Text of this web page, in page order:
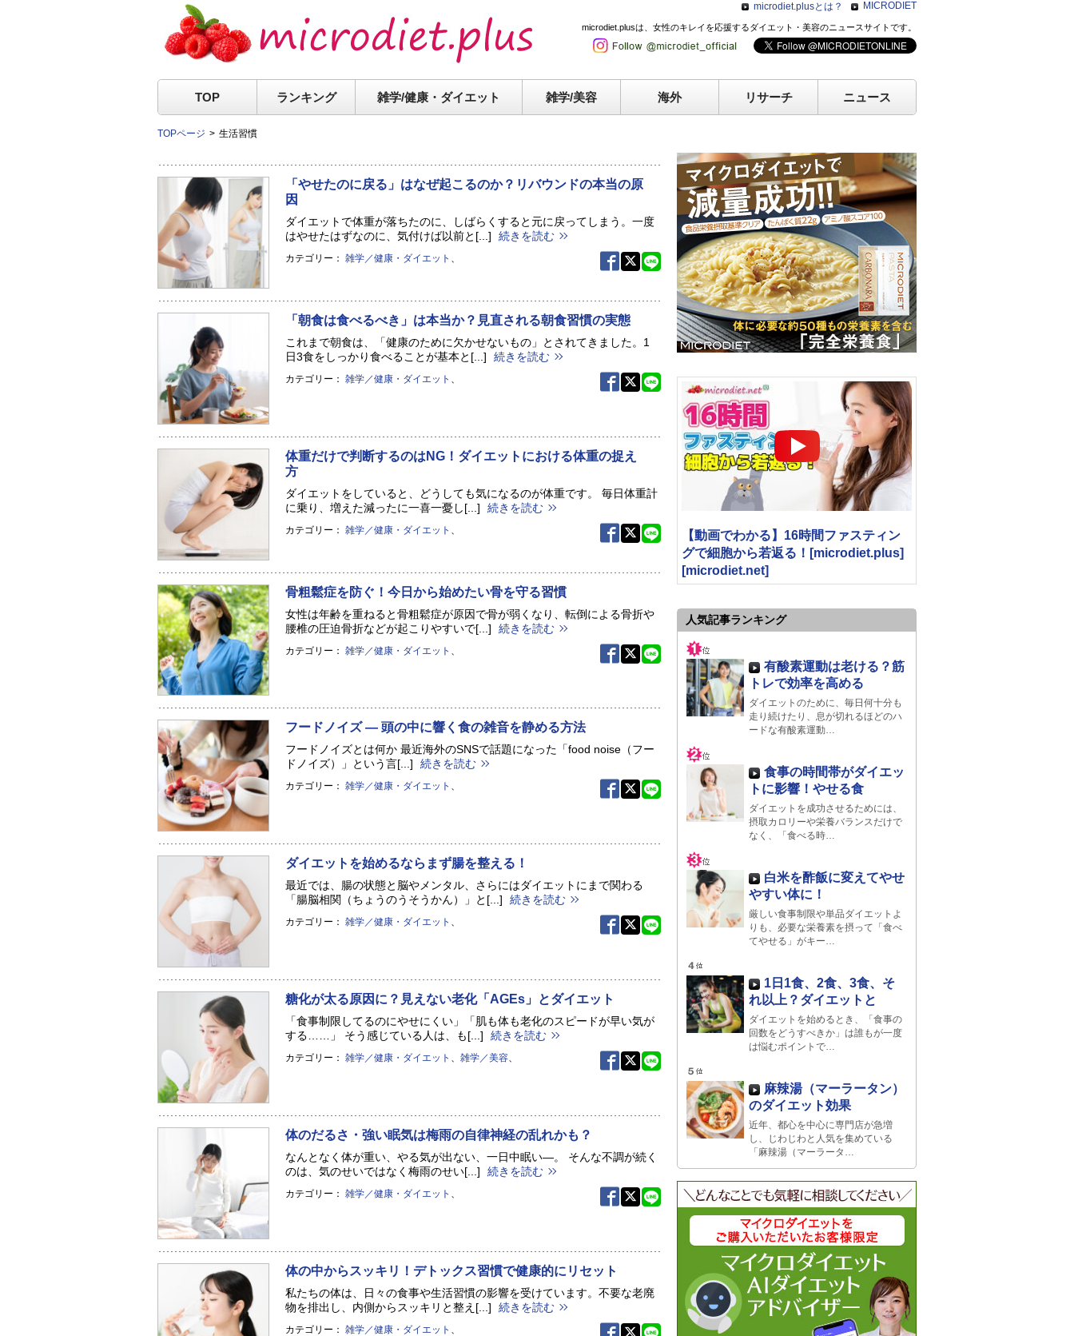
microdiet.plusとは？ MICRODIET
microdiet.plusは、女性のキレイを応援するダイエット・美容のニュースサイトです。
TOP ランキング 雑学/健康・ ダイエット 雑学/美容 海外 リサーチ ニュース
TOPページ 生活習慣
「やせたのに戻る」はなぜ起こるのか？リバウンドの本当の原
因
ダイエットで体重が落ちたのに、しばらくすると元に戻ってしまう。一度
はやせたはずなのに、気付けば以前と[...]
続きを読む
カテゴリー：雑学／健康・ダイエット 、
「朝食は食べるべき」は本当か？見直される朝食習慣の実態
これまで朝食は、「健康のために欠かせないもの」とされてきました。1
日3食をしっかり食べることが基本と[...]
続きを読む
カテゴリー：雑学／健康・ダイエット 、
体重だけで判断するのはNG！ダイエットにおける体重の捉え
方
ダイエットをしていると、どうしても気になるのが体重です。 毎日体重計
に乗り、増えた減ったに一喜一憂し[...]
続きを読む
カテゴリー：雑学／健康・ダイエット
骨粗鬆症を防ぐ！今日から始めたい骨を守る習慣
女性は年齢を重ねると骨粗鬆症が原因で骨が弱くなり、転倒による骨折や
腰椎の圧迫骨折などが起こりやすいで[...]
続きを読む
カテゴリー：雑学／健康・ダイエット
フードノイズ ― 頭の中に響く食の雑音を静める方法
フードノイズとは何か 最近海外のSNSで話題になった「food noise（フー
ドノイズ）」という言[...]
続きを読む
カテゴリー：雑学／健康・ダイエット 、
ダイエットを始めるならまず腸を整える！
最近では、腸の状態と脳やメンタル、さらにはダイエットにまで関わる
「腸脳相関（ちょうのうそうかん）」と[...]
続きを読む
カテゴリー：雑学／健康・ダイエット 、
糖化が太る原因に？見えない老化「AGEs」とダイエット
「食事制限してるのにやせにくい」「肌も体も老化のスピードが早い気が
する……」 そう感じている人は、も[...]
続きを読む
カテゴリー：雑学／健康・ダイエット 、雑学／美容、
体のだるさ・強い眠気は梅雨の自律神経の乱れかも？
なんとなく体が重い、やる気が出ない、一日中眠い―。 そんな不調が続く
のは、気のせいではなく梅雨のせい[...]
続きを読む
カテゴリー：雑学／健康・ダイエット 、
体の中からスッキリ！デトックス習慣で健康的にリセット
私たちの体は、日々の食事や生活習慣の影響を受けています。不要な老廃
物を排出し、内側からスッキリと整え[...]
続きを読む
カテゴリー：雑学／健康・ダイエット 、
【動画でわかる】16時間ファスティン
グで細胞から若返る！[microdiet.plus]
[microdiet.net]
人気記事ランキング
有酸素運動は老ける？筋
トレで効率を高める
ダイエットのために、毎日何十分も
走り続けたり、息が切れるほどのハ
ードな有酸素運動…
食事の時間帯がダイエッ
トに影響！やせる食
ダイエットを成功させるためには、
摂取カロリーや栄養バランスだけで
なく、「食べる時…
白米を酢飯に変えてやせ
やすい体に！
厳しい食事制限や単品ダイエットよ
りも、必要な栄養素を摂って「食べ
てやせる」がキー…
1日1食、2食、3食、そ
れ以上？ダイエットと
ダイエットを始めるとき、「食事の
回数をどうすべきか」は誰もが一度
は悩むポイントで…
麻辣湯（マーラータン）
のダイエット効果
近年、都心を中心に専門店が急増
し、じわじわと人気を集めている
「麻辣湯（マーラータ…